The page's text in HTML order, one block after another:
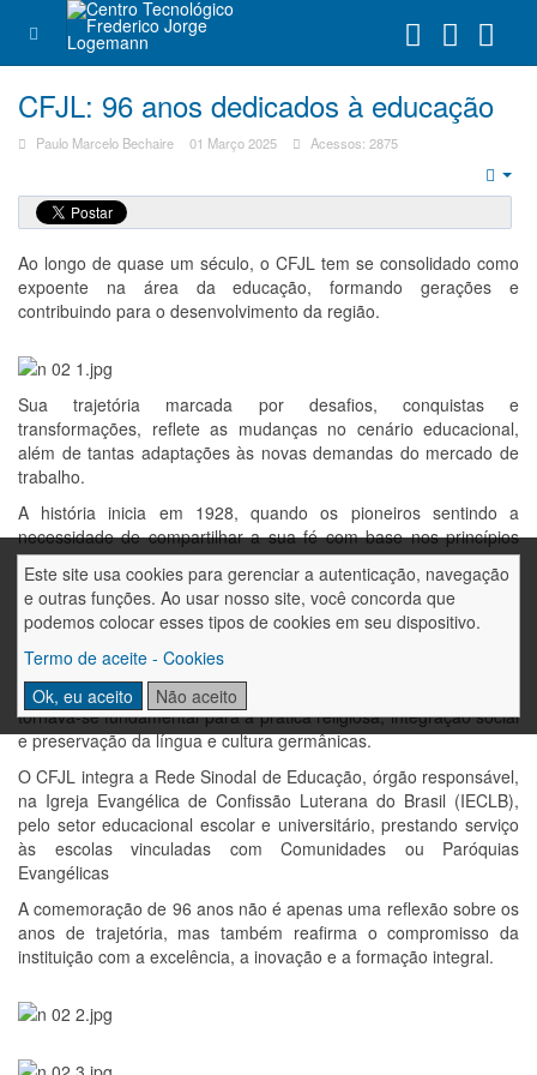
Este site usa cookies para gerenciar a autenticação, navegação
e outras funções. Ao usar nosso site, você concorda que
podemos colocar esses tipos de cookies em seu dispositivo.
Termo de aceite - Cookies
Ok, eu aceito
Não aceito
CFJL: 96 anos dedicados à educação
Paulo Marcelo Bechaire 01 Março 2025 Acessos: 2875
Ao longo de quase um século, o CFJL tem se consolidado como
expoente na área da educação, formando gerações e
contribuindo para o desenvolvimento da região.
Sua trajetória marcada por desafios, conquistas e
transformações, reflete as mudanças no cenário educacional,
além de tantas adaptações às novas demandas do mercado de
trabalho.
A história inicia em 1928, quando os pioneiros sentindo a
necessidade de compartilhar a sua fé com base nos princípios
luteranos fundaram uma comunidade.
No ano seguinte, em 1929, foi criada a "Deutsche Evangelische
Schule", refletindo a necessidade de uma instituição educacional
possibilitar o acesso à leitura da Bíblia. Especialmente entre as
comunidades evangélicas e de imigrantes alemães no Brasil,
tornava-se fundamental para a prática religiosa, integração social
e preservação da língua e cultura germânicas.
O CFJL integra a Rede Sinodal de Educação, órgão responsável,
na Igreja Evangélica de Confissão Luterana do Brasil (IECLB),
pelo setor educacional escolar e universitário, prestando serviço
às escolas vinculadas com Comunidades ou Paróquias
Evangélicas
A comemoração de 96 anos não é apenas uma reflexão sobre os
anos de trajetória, mas também reafirma o compromisso da
instituição com a excelência, a inovação e a formação integral.